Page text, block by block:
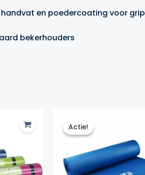
en poedercoating voor grip
bekerhouders
Actie!
Actie!